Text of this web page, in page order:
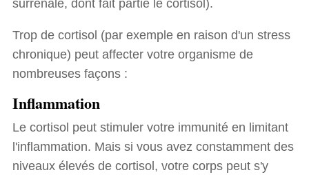
surrénale, dont fait partie le cortisol).
Trop de cortisol (par exemple en raison d'un stress
chronique) peut affecter votre organisme de
nombreuses façons :
Inflammation
Le cortisol peut stimuler votre immunité en limitant
l'inflammation. Mais si vous avez constamment des
niveaux élevés de cortisol, votre corps peut s'y